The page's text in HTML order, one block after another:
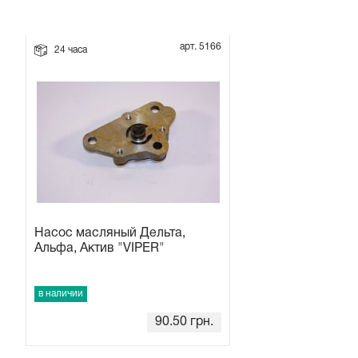
Глушитель на мотоблок
Элементы управления, тросики на мотоблок
24 часа арт. 5166
Насос масляный Дельта,
Альфа, Актив "VIPER"
в наличии
90.50 грн.